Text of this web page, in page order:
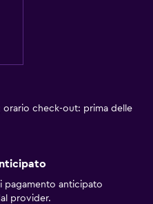
check-out: prima delle
pagamento anticipato
provider.